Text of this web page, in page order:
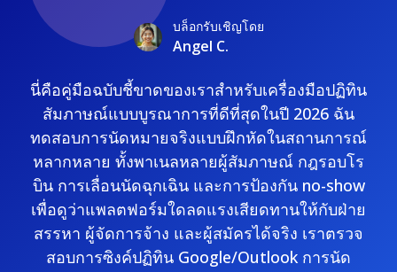
บล็อกรับเชิญโดย
Angel C.
นี่คือคู่มือฉบับชี้ขาดของเราสำหรับเครื่องมือปฏิทิน
สัมภาษณ์แบบบูรณาการที่ดีที่สุดในปี 2026 ฉัน
ทดสอบการนัดหมายจริงแบบฝึกหัดในสถานการณ์
หลากหลาย ทั้งพาเนลหลายผู้สัมภาษณ์ กฎรอบโร
บิน การเลื่อนนัดฉุกเฉิน และการป้องกัน no-show
เพื่อดูว่าแพลตฟอร์มใดลดแรงเสียดทานให้กับฝ่าย
สรรหา ผู้จัดการจ้าง และผู้สมัครได้จริง เราตรวจ
สอบการซิงค์ปฏิทิน Google/Outlook การนัด